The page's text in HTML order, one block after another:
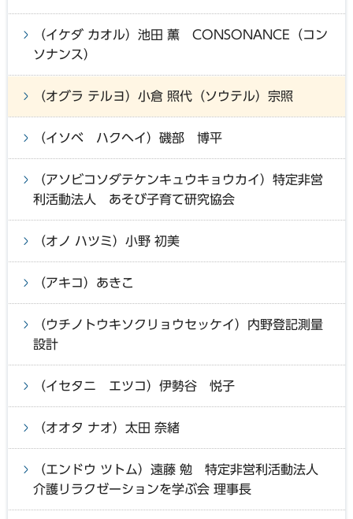
（イケダ カオル）池田 薫 CONSONANCE（コン
ソナンス）
（オグラ テルヨ）小倉 照代（ソウテル）宗照
（イソベ ハクヘイ）磯部 博平
（アソビコソダテケンキュウキョウカイ）特定非営
利活動法人 あそび子育て研究協会
（オノ ハツミ）小野 初美
（アキコ）あきこ
（ウチノトウキソクリョウセッケイ）内野登記測量
設計
（イセタニ エツコ）伊勢谷 悦子
（オオタ ナオ）太田 奈緒
（エンドウ ツトム）遠藤 勉 特定非営利活動法人
介護リラクゼーションを学ぶ会 理事長